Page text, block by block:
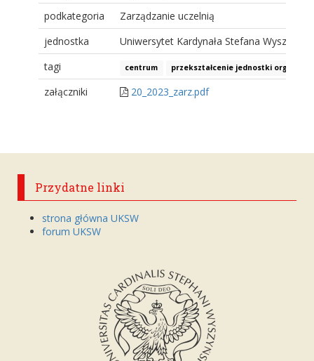
podkategoria
Zarządzanie uczelnią
jednostka
Uniwersytet Kardynała Stefana
tagi
centrum przekształcenie jednostki
załączniki 20_2023_zarz.pdf
Przydatne linki
strona główna UKSW
forum UKSW